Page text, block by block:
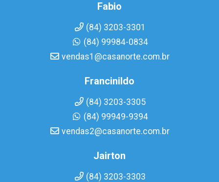
Fabio
(84) 3203-3301
(84) 99984-0834
vendas1@casanorte.com.br
Francinildo
(84) 3203-3305
(84) 99949-9394
vendas2@casanorte.com.br
Jairton
(84) 3203-3303